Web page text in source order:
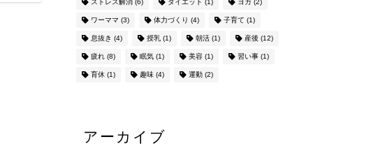
ストレス解消(6) ダイエット (1) ヨガ(2)
ワーママ (3) 体力づくり (4) 子育て (1)
息抜き (4) 授乳(1) 朝活(1) 産後 (12)
疲れ(8) 眠気(1) 美容(1) 習い事(1)
育休(1) 趣味(4) 運動(2)
アーカイブ